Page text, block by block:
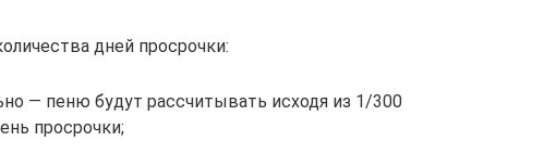
дней просрочки:
— пеню будут рассчитывать исходя из 1/300
просрочки;